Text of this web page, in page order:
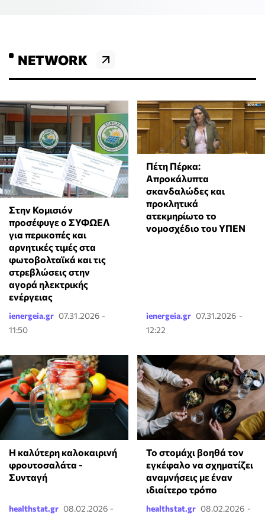
NETWORK
Στην Κομισιόν
προσέφυγε ο ΣΥΦΩΕΛ
για περικοπές και
αρνητικές τιμές στα
φωτοβολταϊκά και τις
στρεβλώσεις στην
αγορά ηλεκτρικής
ενέργειας
ienergeia.gr 07.31.2026 -
11:50
Πέτη Πέρκα:
Απροκάλυπτα
σκανδαλώδες και
προκλητικά
ατεκμηρίωτο το
νομοσχέδιο του ΥΠΕΝ
ienergeia.gr 07.31.2026 -
12:22
Η καλύτερη καλοκαιρινή
φρουτοσαλάτα -
Συνταγή
healthstat.gr 08.02.2026 -
Το στομάχι βοηθά τον
εγκέφαλο να σχηματίζει
αναμνήσεις με έναν
ιδιαίτερο τρόπο
healthstat.gr 08.02.2026 -